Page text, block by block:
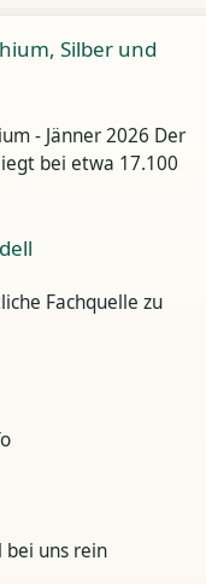
Silber und
- Jänner 2026 Der
bei etwa 17.100
Fachquelle zu
bei uns rein